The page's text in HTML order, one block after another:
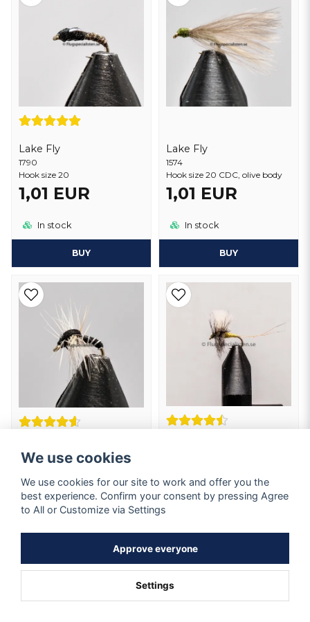
Lake Fly
1790
Hook size 20
1,01 EUR
In stock
BUY
Lake Fly
1574
Hook size 20 CDC, olive body
1,01 EUR
In stock
BUY
Lake Fly
Hook size 18,20
1,01 EUR 1,07 EUR
We use cookies
We use cookies for our site to work and offer you the
best experience. Confirm your consent by pressing Agree
to All or Customize via Settings
Approve everyone
Settings